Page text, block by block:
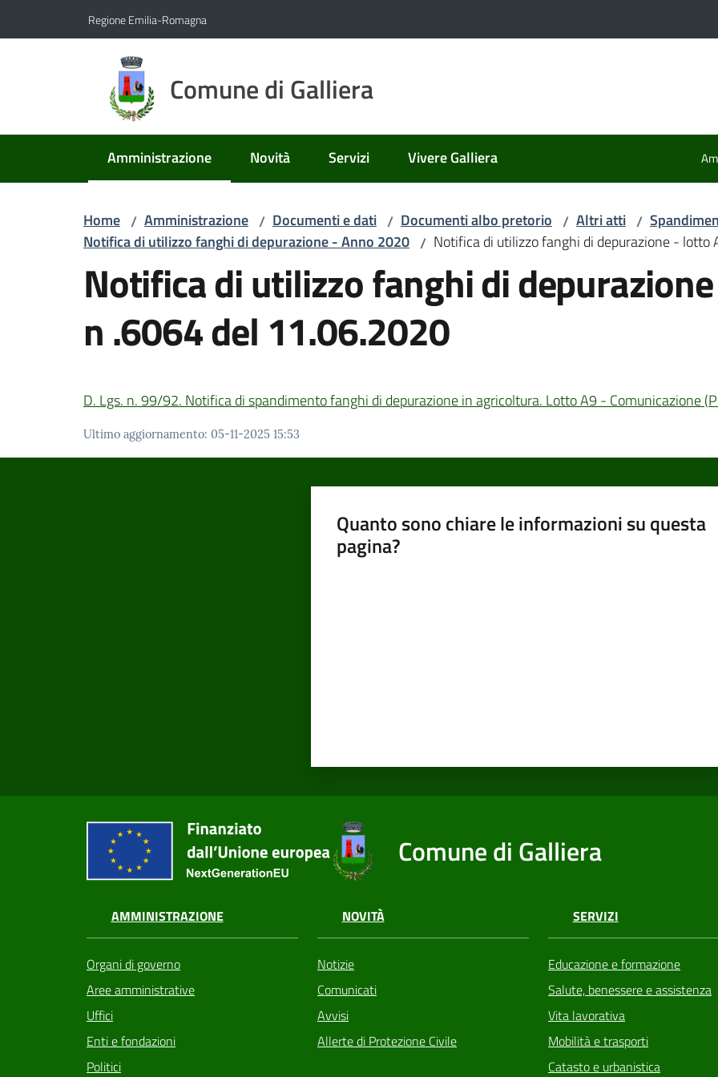
Regione Emilia-Romagna
Comune di Galliera
Amministrazione
Menu selezionato Novità Servizi Vivere Galliera
Home / Amministrazione / Documenti e dati / Documenti albo pretorio / Altri atti /
Notifica di utilizzo fanghi di depurazione - Anno 2020 / Notifica di utilizzo fanghi di depurazione -
Notifica di utilizzo fanghi di
n .6064 del 11.06.2020
D. Lgs. n. 99/92. Notifica di spandimento fanghi di depurazione in agricoltura. Lotto A9 - Comunicazione(
Ultimo aggiornamento: 05-11-2025 15:53
Quanto sono chiare le informazioni su questa
pagina?
Comune di Galliera
AMMINISTRAZIONE
Organi di governo
Aree amministrative
Uffici
Enti e fondazioni
Politici
NOVITÀ
Notizie
Comunicati
Avvisi
Allerte di Protezione Civile
SERVIZI
Educazione e formazione
Salute, benessere e assistenza
Vita lavorativa
Mobilità e trasporti
Catasto e urbanistica